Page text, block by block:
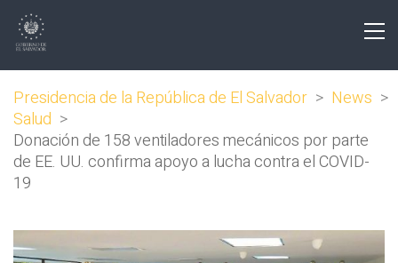
Presidencia de la República de El Salvador > News >
Salud >
Donación de 158 ventiladores mecánicos por parte
de EE. UU. confirma apoyo a lucha contra el COVID-
19